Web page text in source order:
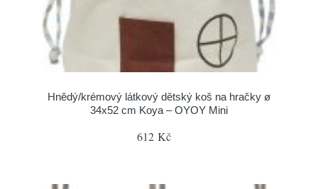
Hnědý/krémový látkový dětský koš na hračky ø
34x52 cm Koya – OYOY Mini
612 Kč